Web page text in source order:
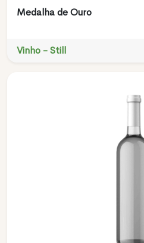
Medalha de Ouro
Vinho - Still